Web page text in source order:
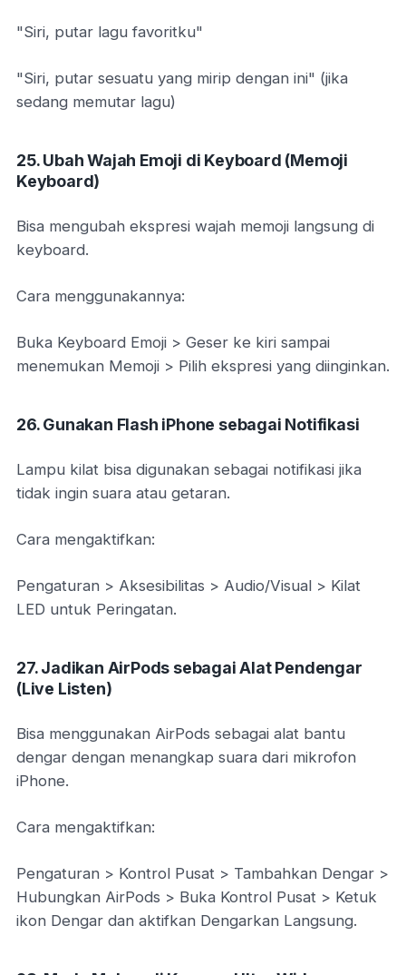
"Siri, putar lagu favoritku"
"Siri, putar sesuatu yang mirip dengan ini" (jika
sedang memutar lagu)
25. Ubah Wajah Emoji di Keyboard (Memoji
Keyboard)
Bisa mengubah ekspresi wajah memoji langsung di
keyboard.
Cara menggunakannya:
Buka Keyboard Emoji > Geser ke kiri sampai
menemukan Memoji > Pilih ekspresi yang diinginkan.
26. Gunakan Flash iPhone sebagai Notifikasi
Lampu kilat bisa digunakan sebagai notifikasi jika
tidak ingin suara atau getaran.
Cara mengaktifkan:
Pengaturan > Aksesibilitas > Audio/Visual > Kilat
LED untuk Peringatan.
27. Jadikan AirPods sebagai Alat Pendengar
(Live Listen)
Bisa menggunakan AirPods sebagai alat bantu
dengar dengan menangkap suara dari mikrofon
iPhone.
Cara mengaktifkan:
Pengaturan > Kontrol Pusat > Tambahkan Dengar >
Hubungkan AirPods > Buka Kontrol Pusat > Ketuk
ikon Dengar dan aktifkan Dengarkan Langsung.